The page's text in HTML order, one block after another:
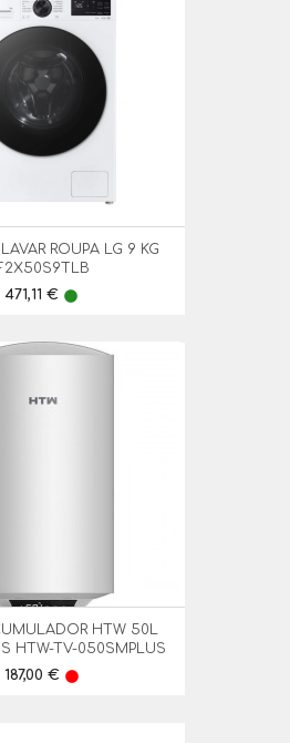
ROUPA LG 9 KG
Preço
471,11 € lens
HTW 50L
HTW-TV-050SMPLUS
Preço
187,00 € lens